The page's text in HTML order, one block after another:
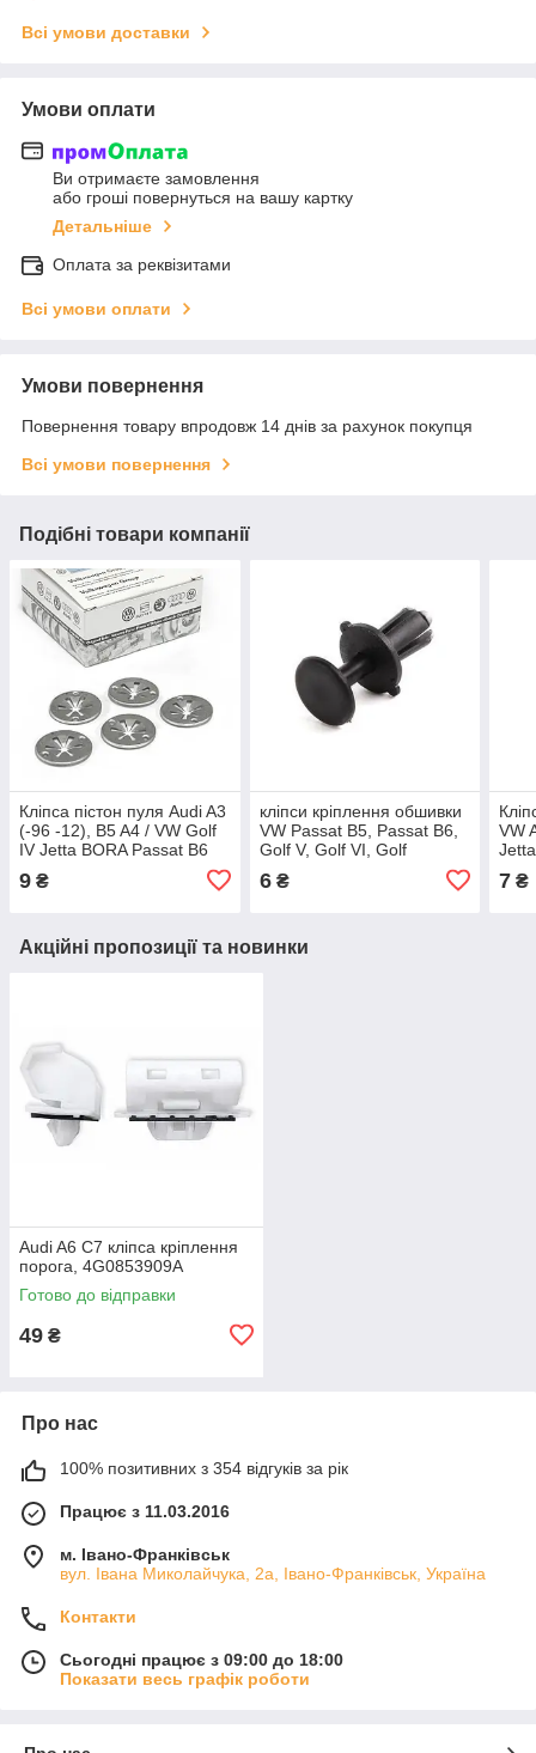
Всі умови доставки
Умови оплати
Ви отримаєте замовлення
або гроші повернуться на вашу картку
Детальніше
Оплата за реквізитами
Всі умови оплати
Умови повернення
Повернення товару впродовж 14 днів за рахунок покупця
Всі умови повернення
Подібні товари компанії
Кліпса пістон пуля Audi A3
(-96 -12), B5 A4 / VW Golf
IV Jetta BORA Passat B6
N90335004
9 ₴
кліпси кріплення обшивки
VW Passat B5, Passat B6,
Golf V, Golf VI, Golf
VII, Jetta, Tiguan, Touareg
6₴
VW
7 ₴
Акційні пропозиції та новинки
Audi A6 C7 кліпса кріплення
порога, 4G0853909A
Готово до відправки
49 ₴
Про нас
100% позитивних з 354 відгуків за рік
Працює з 11.03.2016
м. Івано-Франківськ
вул. Івана Миколайчука, 2а, Івано-Франківськ, Україна
Контакти
Сьогодні працює з 09:00 до 18:00
Показати весь графік роботи